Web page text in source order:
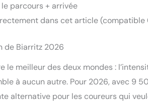
parcours + arrivée
dans cet article (compatible
de Biarritz 2026
meilleur des deux mondes :
à aucun autre. Pour 2026, avec 9
alternative pour les coureurs qui